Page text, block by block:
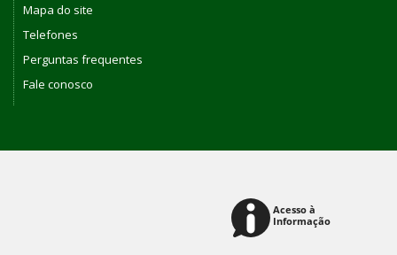
Mapa do site
Telefones
Perguntas frequentes
Fale conosco